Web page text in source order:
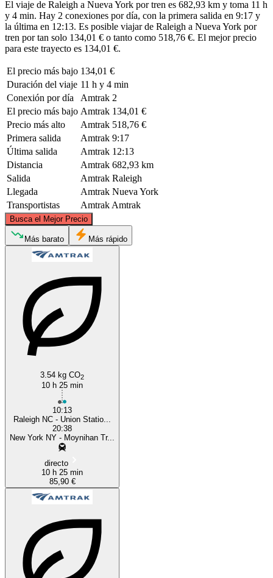
El viaje de Raleigh a Nueva York por tren es 682,93 km y toma 11 h
y 4 min. Hay 2 conexiones por día, con la primera salida en 9:17 y
la última en 12:13. Es posible viajar de Raleigh a Nueva York por
tren por tan solo 134,01 € o tanto como 518,76 €. El mejor precio
para este trayecto es 134,01 €.
El precio más bajo 134,01 €
Duración del viaje 11 h y 4 min
Conexión por día
Amtrak 2
El precio más bajo Amtrak 134,01 €
Precio más alto
Amtrak 518,76 €
Primera salida
Amtrak 9:17
Última salida
Amtrak 12:13
Distancia
Amtrak 682,93 km
Salida
Amtrak Raleigh
Llegada
Amtrak Nueva York
Transportistas
Amtrak Amtrak
Busca el Mejor Precio
©
Más barato Más rápido
3.54 kg CO2
10 h 25 min
10:13
Raleigh NC - Union Statio...
20:38
New York NY - Moynihan Tr...
directo
10 h 25 min
85,90 €